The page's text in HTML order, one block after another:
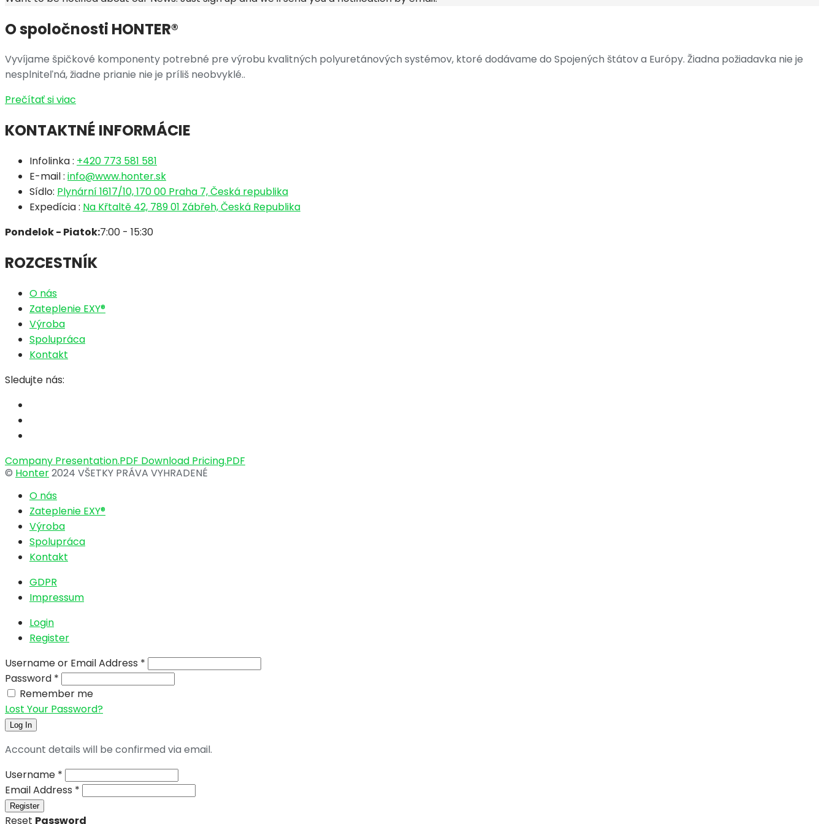
O spoločnosti HONTER®
Vyvíjame špičkové komponenty potrebné pre výrobu kvalitných polyuretánových systémov, ktoré dodávame do Spojených štátov a Európy. Žiadna požiadavka nie je
nesplniteľná, žiadne prianie nie je príliš neobvyklé..
Prečítať si viac
KONTAKTNÉ INFORMÁCIE
Infolinka : +420 773 581 581
E-mail : info@www.honter.sk
Sídlo: Plynární 1617/10, 170 00 Praha 7, Česká republika
Expedícia : Na Křtaltě 42, 789 01 Zábřeh, Česká Republika
Pondelok - Piatok:7:00 - 15:30
ROZCESTNÍK
O nás
Zateplenie EXY®
Výroba
Spolupráca
Kontakt
Sledujte nás:
Company Presentation.PDF Download Pricing.PDF
© Honter2024 VŠETKY PRÁVA VYHRADENÉ
O nás
Zateplenie EXY®
Výroba
Spolupráca
Kontakt
GDPR
Impressum
Login
Register
Username or Email Address *
Password *
Remember me
Lost Your Password?
Log In
Account details will be confirmed via email.
Username *
Email Address *
Register
Reset Password